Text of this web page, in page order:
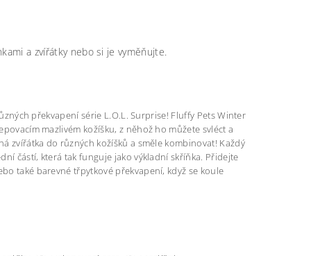
a zvířátky nebo si je vyměňujte.
překvapení série L.O.L. Surprise! Fluffy Pets Winter
mazlivém kožíšku, z něhož ho můžete svléct a
zvířátka do různých kožíšků a směle kombinovat! Každý
částí, která tak funguje jako výkladní skříňka. Přidejte
také barevné třpytkové překvapení, když se koule